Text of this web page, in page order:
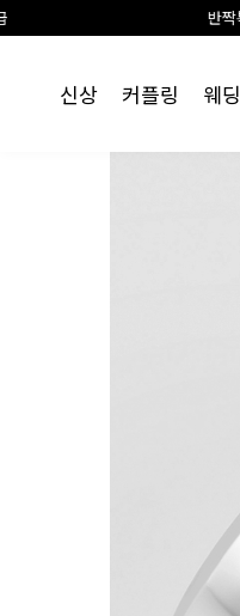
짝특가 진행중
신상 커플링 웨딩